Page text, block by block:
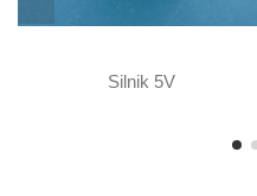
Silnik 5V